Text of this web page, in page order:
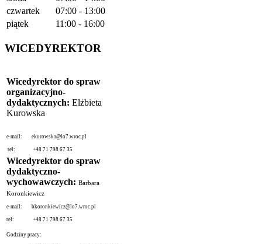
czwartek
07:00 - 13:00
piątek
11:00 - 16:00
WICEDYREKTOR
Wicedyrektor do spraw
organizacyjno-
dydaktycznych: Elżbieta
Kurowska
e-mail: ekurowska@lo7.wroc.pl
tel: +48 71 798 67 35
Wicedyrektor do spraw
dydaktyczno-
wychowawczych: Barbara
Koronkiewicz
e-mail: bkoronkiewicz@lo7.wroc.pl
tel: +48 71 798 67 35
Godziny pracy: